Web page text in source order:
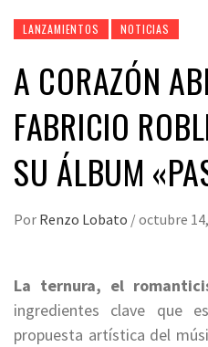
LANZAMIENTOS NOTICIAS
A CORAZÓN
FABRICIO
SU ÁLBUM
Por Renzo Lobato /octubre
La ternura, el
ingredientes clave que
propuesta artística del